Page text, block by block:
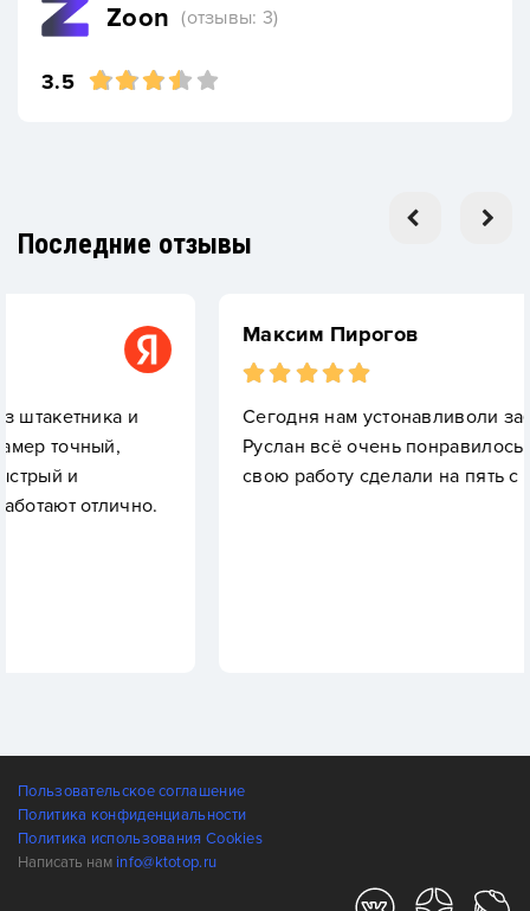
Zoon (отзывы: 3)
3.5
Последние отзывы
и
Максим Пирогов
Сегодня нам устонавливоли забор Дмитрий
Руслан всё очень понравилось, ребята
свою работу сделали на пять с плюсом.
Пользовательское соглашение
Политика конфиденциальности
Политика использования Cookies
Написать нам info@ktotop.ru